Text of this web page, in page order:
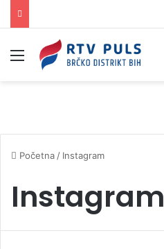
Izbornik
Početna / Instagram
Instagram